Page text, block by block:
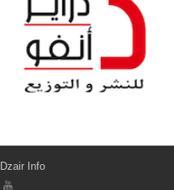
Dzair Info